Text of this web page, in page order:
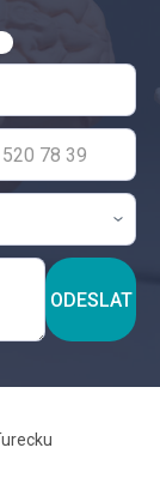
ODESLAT